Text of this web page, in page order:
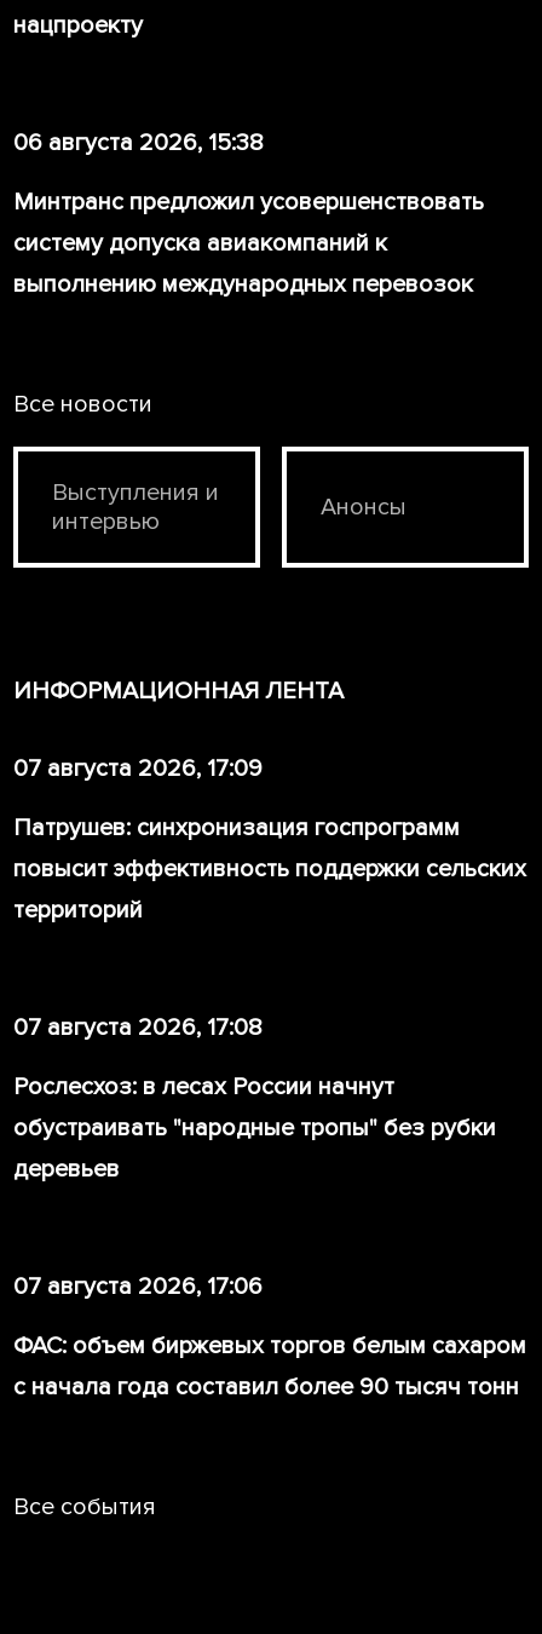
нацпроекту
06 августа 2026, 15:38
Минтранс предложил усовершенствовать
систему допуска авиакомпаний к
выполнению международных перевозок
Все новости
Выступления и
интервью
Анонсы
ИНФОРМАЦИОННАЯ ЛЕНТА
07 августа 2026, 17:09
Патрушев: синхронизация госпрограмм
повысит эффективность поддержки сельских
территорий
07 августа 2026, 17:08
Рослесхоз: в лесах России начнут
обустраивать "народные тропы" без рубки
деревьев
07 августа 2026, 17:06
ФАС: объем биржевых торгов белым сахаром
с начала года составил более 90 тысяч тонн
Все события